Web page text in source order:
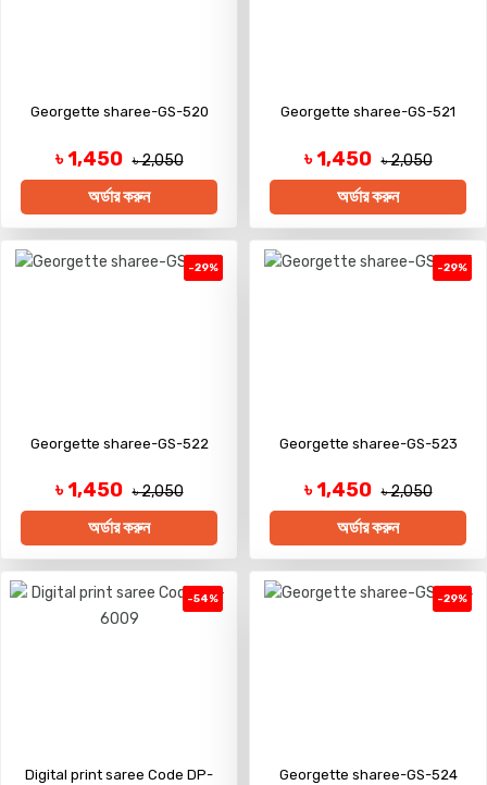
Georgette sharee-GS-520
৳ 1,450 ৳ 2,050
অর্ডার করুন
Georgette sharee-GS-521
৳ 1,450 ৳ 2,050
অর্ডার করুন
-29%
Georgette sharee-GS-522
৳ 1,450 ৳ 2,050
অর্ডার করুন
-29%
Georgette sharee-GS-523
৳ 1,450 ৳ 2,050
অর্ডার করুন
-54%
Digital print saree Code DP-
-29%
Georgette sharee-GS-524